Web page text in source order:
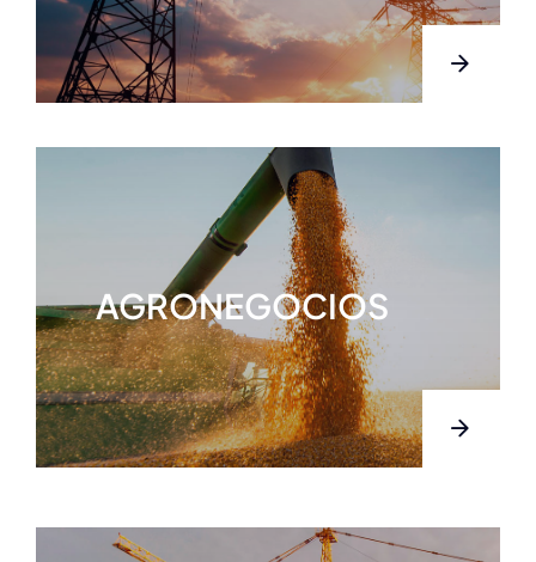
AGRONEGOCIOS